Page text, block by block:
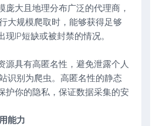
庞大且地理分布广泛的代理商，
大规模爬取时，能够获得足够
现IP短缺或被封禁的情况。
源具有高匿名性，避免泄露个人
识别为爬虫。高匿名性的静态
护你的隐私，保证数据采集的安
能力